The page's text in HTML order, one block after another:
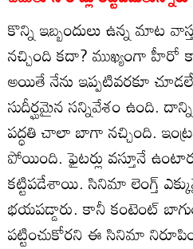
కొన్ని ఇబ్బందులు ఉన్న మాట
నచ్చింది కదా? ముఖ్యంగా హీరో
అయితే నేను ఇప్పటివరకూ
సుదీర్ఘమైన సన్నివేశం ఉంది.
పద్ధతి చాలా బాగా నచ్చింది.
పోయింది. ఫైటర్లు వస్తూనే
కట్టిపడేశాయి. సినిమా లెంగ్త్‌
భయపడ్డారు. కానీ కంటెంట్‌
పట్టించుకోరని ఈ సినిమా